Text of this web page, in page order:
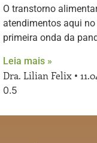
O transtorno
atendimentos aqui
primeira onda da
Leia mais »
Dra. Lilian Felix